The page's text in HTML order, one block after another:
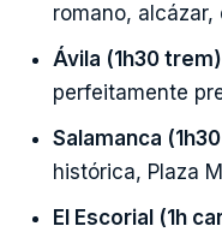
romano,
Ávila (1h30
perfeitamente
Salamanca
histórica, Plaza
El Escorial (1h